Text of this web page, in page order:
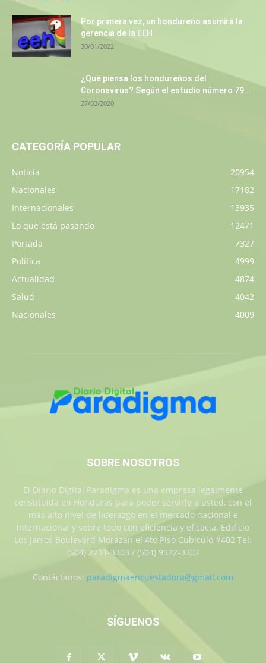
Por primera vez, un hondureño asumirá la
gerencia de la EEH
30/01/2022
¿Qué piensa los hondureños del
Coronavirus? Según el estudio número 79...
27/03/2020
CATEGORÍA POPULAR
Noticia
20954
Nacionales
17182
Internacionales
13935
Lo que está pasando
12471
Portada
7327
Política
4999
Actualidad
4874
Salud
4042
Nacionales
4009
SOBRE NOSOTROS
El Diario Digital Paradigma es una empresa legalmente
constituida en Honduras para poder servirle a usted, con el
más alto nivel de liderazgo en el mercado nacional e
internacional y sobre todo con eficiencia y eficacia. Edificio
Los Jarros Boulevard Morazan el 4to Piso Cubiculo #402 Tel:
(504) 2231-3303 / (504) 9522-3307
Contáctanos: paradigmaencuestadora@gmail.com
SÍGUENOS